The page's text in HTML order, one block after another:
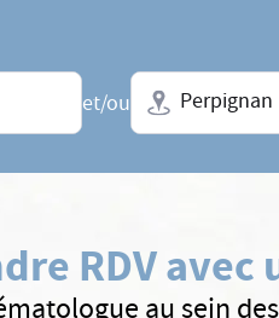
et/ou
Ville + N° de
RDV